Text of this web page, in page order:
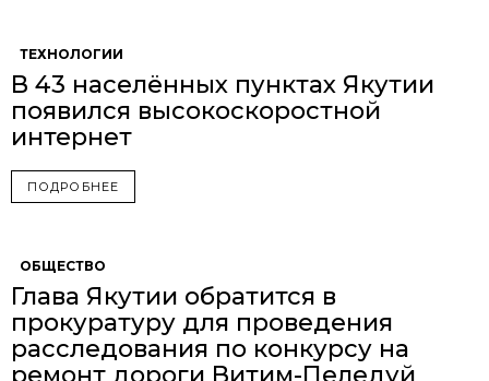
ТЕХНОЛОГИИ
В 43 населённых пунктах Якутии
появился высокоскоростной
интернет
ПОДРОБНЕЕ
ОБЩЕСТВО
Глава Якутии обратится в
прокуратуру для проведения
расследования по конкурсу на